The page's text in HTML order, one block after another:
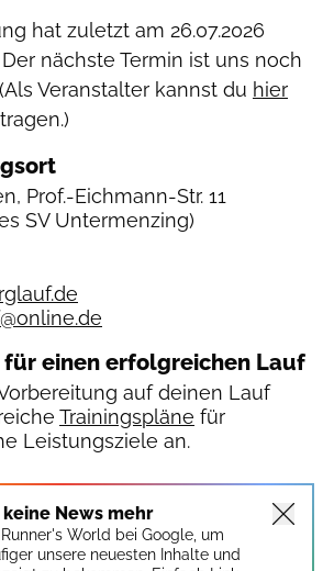
hat zuletzt am 26.07.2026
nächste Termin ist uns noch
Veranstalter kannst du hier
Prof.-Eichmann-Str. 11
SV Untermenzing)
für einen erfolgreichen Lauf
auf deinen Lauf
Trainingspläne für
Leistungsziele an.
keine News mehr
World bei Google, um
unsere neuesten Inhalte und